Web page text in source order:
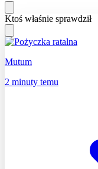
Ktoś właśnie sprawdził
Mutum
2 minuty temu